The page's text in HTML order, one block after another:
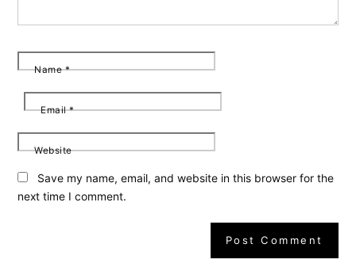
Name*
Email*
Website
Save my name, email, and website in this browser for the
next time I comment.